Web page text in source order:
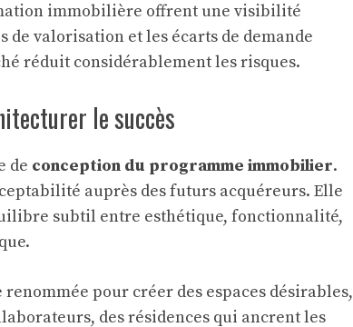
immobilière offrent une visibilité
de valorisation et les écarts de demande
réduit considérablement les risques.
le succès
de conception du programme immobilier.
auprès des futurs acquéreurs. Elle
subtil entre esthétique, fonctionnalité,
pour créer des espaces désirables,
des résidences qui ancrent les